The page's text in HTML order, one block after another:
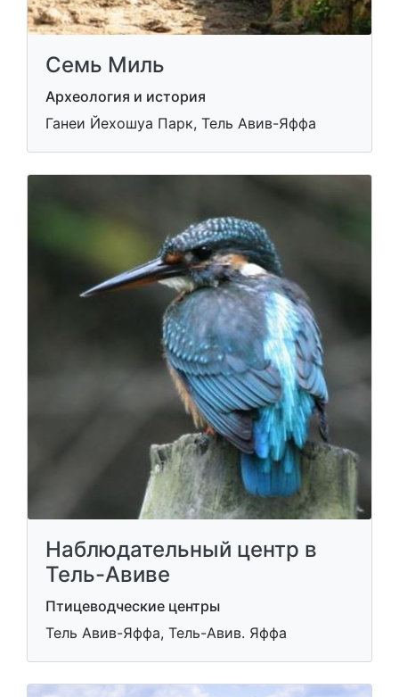
Семь Миль
Археология и история
Ганеи Йехошуа Парк, Тель Авив-Яффа
Наблюдательный центр в
Тель-Авиве
Птицеводческие центры
Тель Авив-Яффа, Тель-Авив. Яффа